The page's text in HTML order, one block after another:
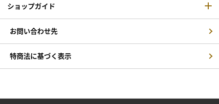
ショップガイド
お問い合わせ先
特商法に基づく表示